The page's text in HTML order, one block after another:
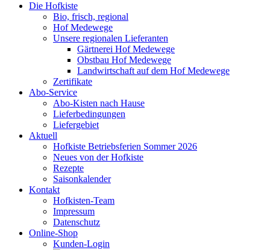
Die Hofkiste
Bio, frisch, regional
Hof Medewege
Unsere regionalen Lieferanten
Gärtnerei Hof Medewege
Obstbau Hof Medewege
Landwirtschaft auf dem Hof Medewege
Zertifikate
Abo-Service
Abo-Kisten nach Hause
Lieferbedingungen
Liefergebiet
Aktuell
Hofkiste Betriebsferien Sommer 2026
Neues von der Hofkiste
Rezepte
Saisonkalender
Kontakt
Hofkisten-Team
Impressum
Datenschutz
Online-Shop
Kunden-Login